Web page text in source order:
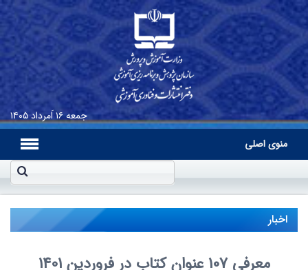
جمعه۱۶ اَمرداد ۱۴۰۵
منوی اصلی
معرفی 107 عنوان کتاب در فروردین 1401